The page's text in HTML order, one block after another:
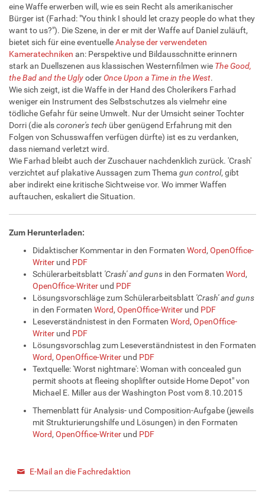
eine Waffe erwerben will, wie es sein Recht als amerikanischer
Bürger ist (Farhad: "You think I should let crazy people do what they
want to us?"). Die Szene, in der er mit der Waffe auf Daniel zuläuft,
bietet sich für eine eventuelleAnalyse der verwendeten
Kameratechniken an: Perspektive und Bildausschnitte erinnern
stark an Duellszenen aus klassischen Westernfilmen wie The Good,
the Bad and the UglyoderOnce Upon a Time in the West.
Wie sich zeigt, ist die Waffe in der Hand des Cholerikers Farhad
weniger ein Instrument des Selbstschutzes als vielmehr eine
tödliche Gefahr für seine Umwelt. Nur der Umsicht seiner Tochter
Dorri (die alscoroner's tech über genügend Erfahrung mit den
Folgen von Schusswaffen verfügen dürfte) ist es zu verdanken,
dass niemand verletzt wird.
Wie Farhad bleibt auch der Zuschauer nachdenklich zurück. 'Crash'
verzichtet auf plakative Aussagen zum Thema gun control, gibt
aber indirekt eine kritische Sichtweise vor. Wo immer Waffen
auftauchen, eskaliert die Situation.
Zum Herunterladen:
Didaktischer Kommentar in den Formaten Word, OpenOffice-
Writer und PDF
Schülerarbeitsblatt 'Crash' and guns in den Formaten Word,
OpenOffice-Writer und PDF
Lösungsvorschläge zum Schülerarbeitsblatt 'Crash' and guns
in den Formaten Word, OpenOffice-Writer und PDF
Leseverständnistest in den Formaten Word, OpenOffice-
Writer und PDF
Lösungsvorschlag zum Leseverständnistest in den Formaten
Word, OpenOffice-Writer und PDF
Textquelle: 'Worst nightmare': Woman with concealed gun
permit shoots at fleeing shoplifter outside Home Depot" von
Michael E. Miller aus der Washington Post vom 8.10.2015
Themenblatt für Analysis- und Composition-Aufgabe (jeweils
mit Strukturierungshilfe und Lösungen) in den Formaten
Word, OpenOffice-Writer und PDF
E-Mail an die Fachredaktion